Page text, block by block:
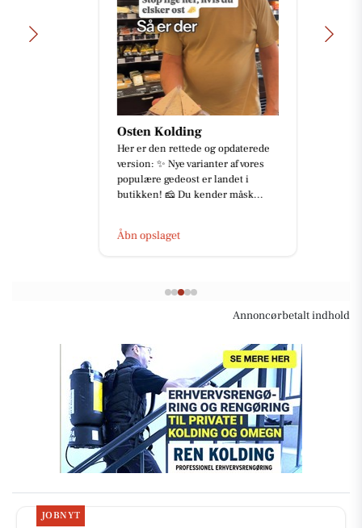
Osten Kolding
Her er den rettede og opdaterede
version: ✨ Nye varianter af vores
populære gedeost er landet i
butikken! 🧀 Du kender måsk...
Åbn opslaget
Annoncørbetalt indhold
JOBNYT